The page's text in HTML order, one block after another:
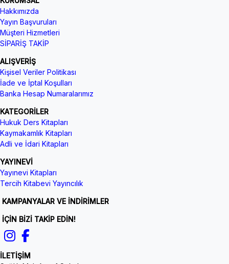
Hakkımızda
Yayın Başvuruları
Müşteri Hizmetleri
SİPARİŞ TAKİP
ALIŞVERİŞ
Kişisel Veriler Politikası
İade ve İptal Koşulları
Banka Hesap Numaralarımız
KATEGORİLER
Hukuk Ders Kitapları
Kaymakamlık Kitapları
Adli ve İdari Kitapları
YAYINEVİ
Yayınevi Kitapları
Tercih Kitabevi Yayıncılık
KAMPANYALAR VE İNDİRİMLER
İÇİN BİZİ TAKİP EDİN!
İLETİŞİM